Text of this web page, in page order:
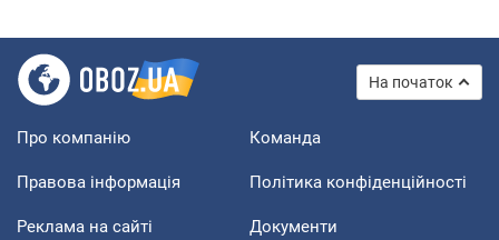
На початок
Про компанію Команда
Правова інформація Політика конфіденційності
Реклама на сайті Документи